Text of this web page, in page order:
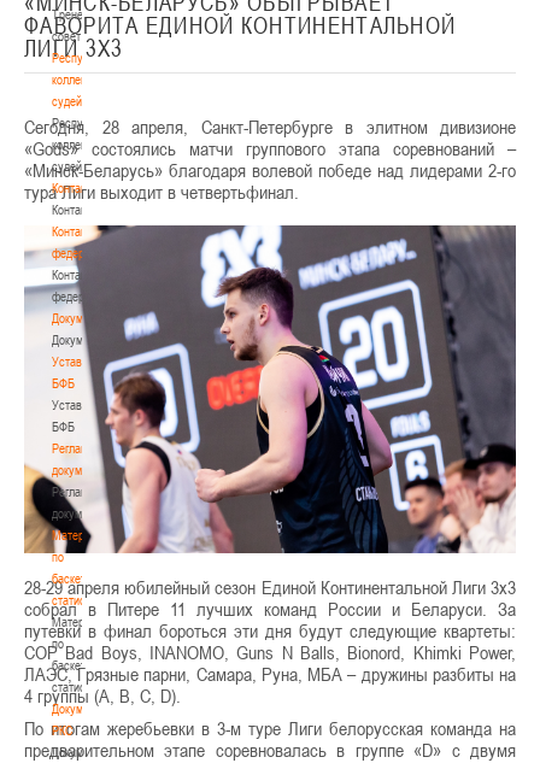
Тренерский
совет
Республиканская
коллегия
судей
Республиканская
коллегия
судей
Контакты
Контакты
Контакты
федерации
Контакты
федерации
Документы
Документы
Устав
БФБ
Устав
БФБ
Регламентирующие
документы
Регламентирующие
документы
Материалы
по
баскетбольной
статистике
Материалы
по
баскетбольной
статистике
Документы
РКС
Документы
ФАВОРИТА ЕДИНОЙ КОНТИНЕНТАЛЬНОЙ
ЛИГИ 3Х3
Сегодня, 28 апреля, Санкт-Петербурге в элитном дивизионе
«Gods» состоялись матчи группового этапа соревнований –
«Минск-Беларусь» благодаря волевой победе над лидерами 2-го
тура Лиги выходит в четвертьфинал.
28-29 апреля юбилейный сезон Единой Континентальной Лиги 3х3
собрал в Питере 11 лучших команд России и Беларуси. За
путевки в финал бороться эти дня будут следующие квартеты:
COP Bad Boys, INANOMO, Guns N Balls, Bionord, Khimki Power,
ЛАЭС, Грязные парни, Самара, Руна, МБА – дружины разбиты на
4 группы (A, B, C, D).
По итогам жеребьевки в 3-м туре Лиги белорусская команда на
предварительном этапе соревновалась в группе «D» с двумя